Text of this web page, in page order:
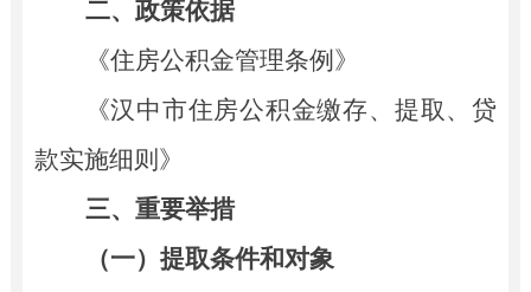
二、政策依据
《住房公积金管理条例》
《汉中市住房公积金缴存、提取、贷
款实施细则 》
三、重要举措
（一）提取条件和对象